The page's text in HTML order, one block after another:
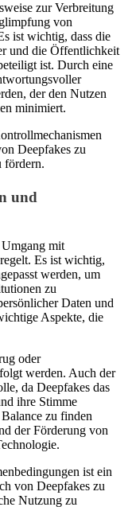
zur Verbreitung
von
ist wichtig, dass die
und die Öffentlichkeit
ist. Durch eine
der den Nutzen
minimiert.
Deepfakes zu
fördern.
und
mit
Es ist wichtig,
werden, um
zu
Daten und
Aspekte, die
oder
werden. Auch der
da Deepfakes das
ihre Stimme
zu finden
der Förderung von
ist ein
von Deepfakes zu
Nutzung zu